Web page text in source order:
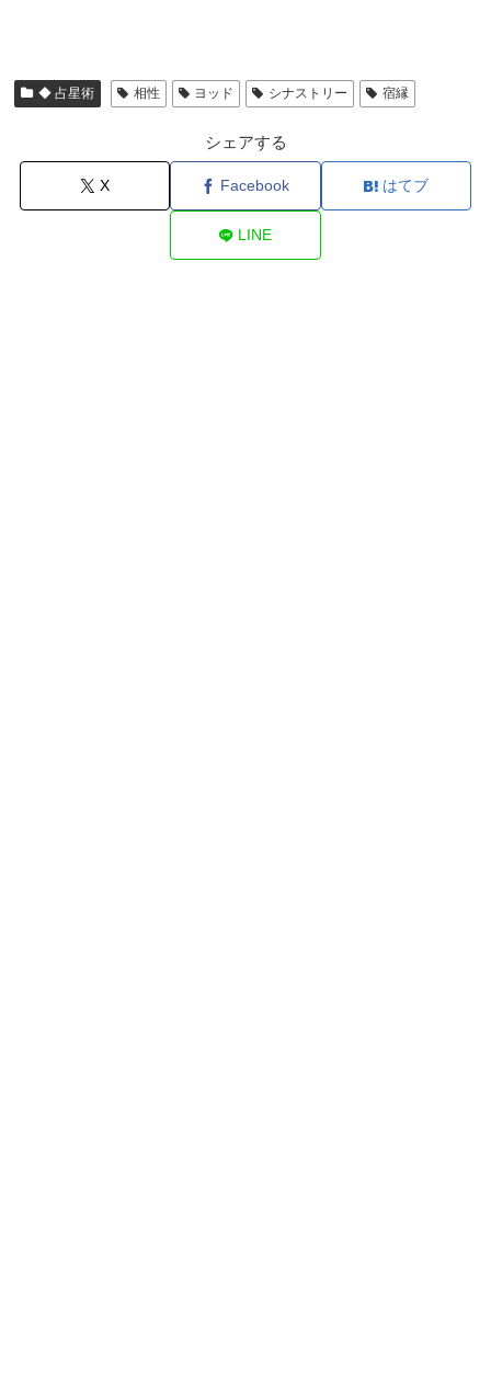
◆ 占星術 相性 ヨッド シナストリー 宿縁
シェアする
X Facebook はてブ
LINE